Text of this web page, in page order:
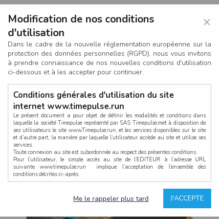
CONNEXION
×
Modification de nos conditions
d'utilisation
Dans le cadre de la nouvelle réglementation européenne sur la
protection des données personnelles (RGPD), nous vous invitons
à prendre connaissance de nos nouvelles conditions d'utilisation
ci-dessous et à les accepter pour continuer.
Conditions générales d'utilisation du site
internet www.timepulse.run
Le présent document a pour objet de définir les modalités et conditions dans
laquelle la société Timepulse représenté par SAS Timepulse,met à disposition de
ses utilisateurs le site www.Timepulse.run, et les services disponibles sur le site
et d’autre part, la manière par laquelle l’utilisateur accède au site et utilise ses
services.
Toute connexion au site est subordonnée au respect des présentes conditions.
Pour l’utilisateur, le simple accès au site de l’EDITEUR à l’adresse URL
suivante www.timepulse.run implique l’acceptation de l’ensemble des
conditions décrites ci-après.
La structure générale du site www.timepulse.run, par quelque procédé que ce
soit, sans l'autorisation préalable et par écrit de Fourcherot Mickael et/ou de ses
J'ACCEPTE
Me le rappeler plus tard